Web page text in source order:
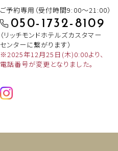
ご予約専用（受付時間9:00～21:00）
050-1732-8109
（リッチモンドホテルズカスタマー
センターに繋がります）
※2025年12月25日(木)0:00より、
電話番号が変更となりました。